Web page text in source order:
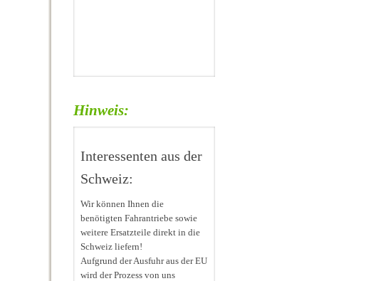
Hinweis:
Interessenten aus der
Schweiz:
Wir können Ihnen die
benötigten Fahrantriebe sowie
weitere Ersatzteile direkt in die
Schweiz liefern!
Aufgrund der Ausfuhr aus der EU
wird der Prozess von uns